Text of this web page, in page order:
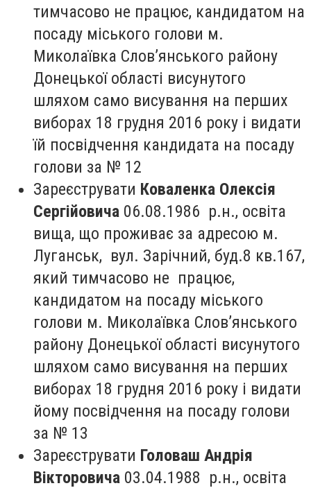
тимчасово не працює, кандидатом на
посаду міського голови м.
Миколаївка Слов’янського району
Донецької області висунутого
шляхом само висування на перших
виборах 18 грудня 2016 року і видати
їй посвідчення кандидата на посаду
голови за № 12
Зареєструвати Коваленка Олексія
Сергійовича 06.08.1986 р.н., освіта
вища, що проживає за адресою м.
Луганськ, вул. Зарічний, буд.8 кв.167,
який тимчасово не працює,
кандидатом на посаду міського
голови м. Миколаївка Слов’янського
району Донецької області висунутого
шляхом само висування на перших
виборах 18 грудня 2016 року і видати
йому посвідчення на посаду голови
за № 13
Зареєструвати Головаш Андрія
Вікторовича 03.04.1988 р.н., освіта